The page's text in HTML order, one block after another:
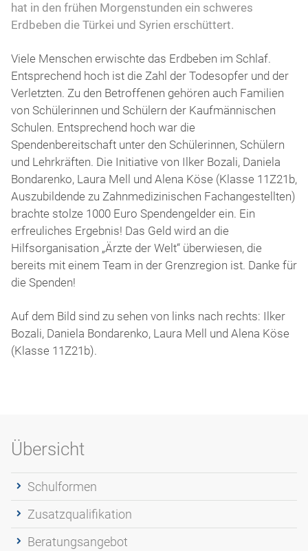
hat in den frühen Morgenstunden ein schweres
Erdbeben die Türkei und Syrien erschüttert.
Viele Menschen erwischte das Erdbeben im Schlaf.
Entsprechend hoch ist die Zahl der Todesopfer und der
Verletzten. Zu den Betroffenen gehören auch Familien
von Schülerinnen und Schülern der Kaufmännischen
Schulen. Entsprechend hoch war die
Spendenbereitschaft unter den Schülerinnen, Schülern
und Lehrkräften. Die Initiative von Ilker Bozali, Daniela
Bondarenko, Laura Mell und Alena Köse (Klasse 11Z21b,
Auszubildende zu Zahnmedizinischen Fachangestellten)
brachte stolze 1000 Euro Spendengelder ein. Ein
erfreuliches Ergebnis! Das Geld wird an die
Hilfsorganisation „Ärzte der Welt“ überwiesen, die
bereits mit einem Team in der Grenzregion ist. Danke für
die Spenden!
Auf dem Bild sind zu sehen von links nach rechts: Ilker
Bozali, Daniela Bondarenko, Laura Mell und Alena Köse
(Klasse 11Z21b).
Übersicht
Schulformen
Zusatzqualifikation
Beratungsangebot